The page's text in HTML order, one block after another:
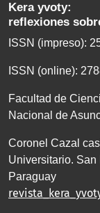
Kera yvoty:
reflexiones
ISSN (impreso):
ISSN (online):
Facultad de
Nacional de
Coronel Cazal
Universitario. San
Paraguay